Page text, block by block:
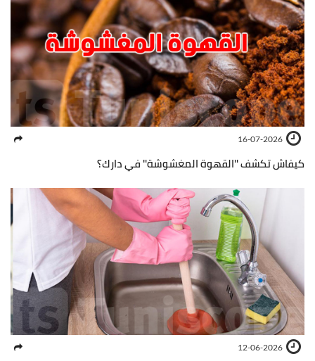
16-07-2026
كيفاش تكشف ''القهوة المغشوشة'' في دارك؟
12-06-2026